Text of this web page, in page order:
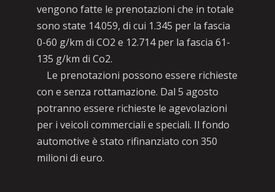
vengono fatte le prenotazioni che in totale
sono state 14.059, di cui 1.345 per la fascia
0-60 g/km di CO2 e 12.714 per la fascia 61-
135 g/km di Co2.
Le prenotazioni possono essere richieste
con e senza rottamazione. Dal 5 agosto
potranno essere richieste le agevolazioni
per i veicoli commerciali e speciali. Il fondo
automotive è stato rifinanziato con 350
milioni di euro.